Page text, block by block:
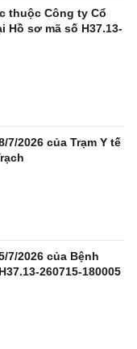
thuộc Công ty Cổ
Hồ sơ mã số H37.13-
2026 của Trạm Y tế
7/2026 của Bệnh
260715-180005